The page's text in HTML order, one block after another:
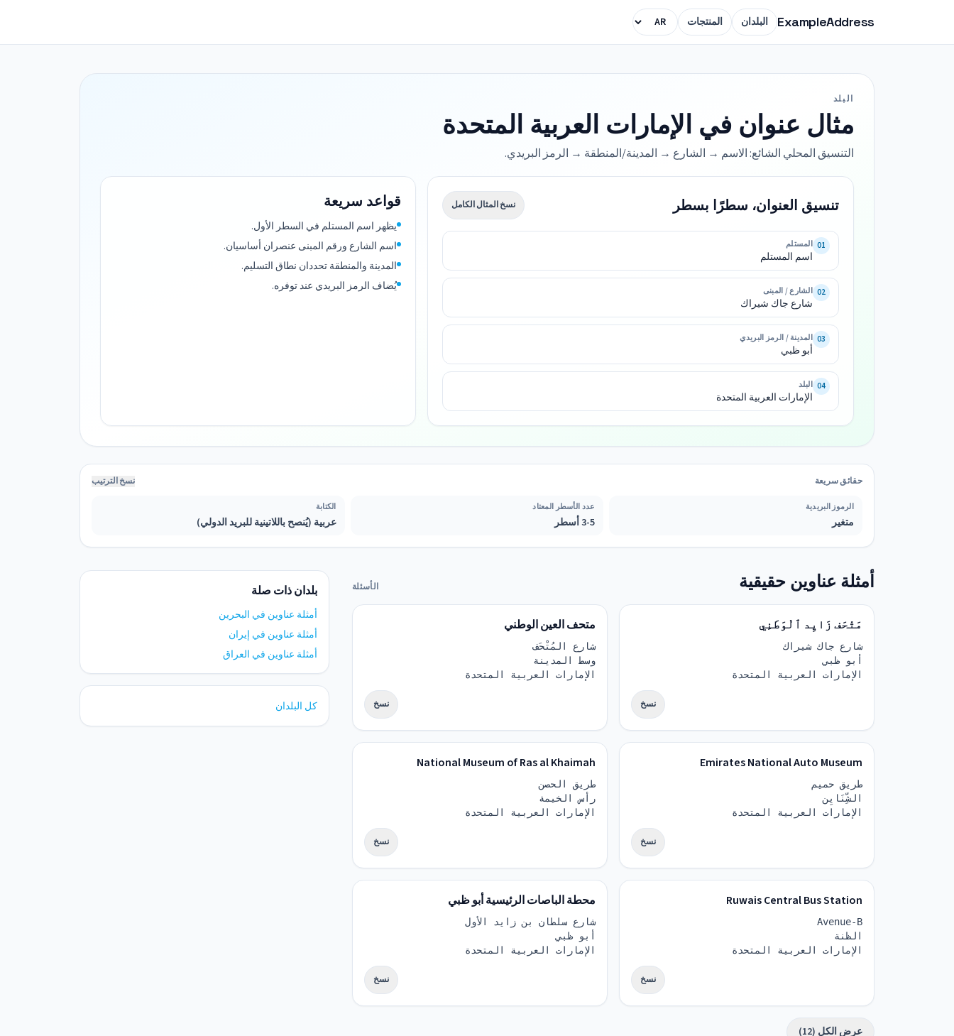
ExampleAddress البلدان المنتجات
البلد
مثال عنوان في الإمارات العربية المتحدة
التنسيق المحلي الشائع: الاسم → الشارع → المدينة/المنطقة → الرمز البريدي.
تنسيق العنوان، سطرًا بسطر نسخ المثال الكامل
شارع
جاك
الإمارات
العربية
المتحدة
01 المستلم
اسم المستلم
02 الشارع / المبنى
شارع جاك شيراك
03 المدينة / الرمز البريدي
أبو ظبي
04 البلد
الإمارات العربية المتحدة
قواعد سريعة
يظهر اسم المستلم في السطر الأول.
اسم الشارع ورقم المبنى عنصران أساسيان.
المدينة والمنطقة تحددان نطاق التسليم.
يُضاف الرمز البريدي عند توفره.
حقائق سريعة نسخ الترتيب
الرموز البريدية
متغير
عدد الأسطر المعتاد
3-5 أسطر
الكتابة
عربية (يُنصح باللاتينية للبريد الدولي)
أمثلة عناوين حقيقية الأسئلة
مَتْحَف زَايِد ٱلْوَطَنِي
شارع جاك شيراك
أبو ظبي
الإمارات العربية المتحدة
نسخ
متحف العين الوطني
شارع المُتْحَف
وسط المدينة
الإمارات العربية المتحدة
نسخ
Emirates National Auto Museum
طريق حميم
الشِّنَايِن
الإمارات العربية المتحدة
نسخ
National Museum of Ras al Khaimah
طريق الحصن
رأس الخيمة
الإمارات العربية المتحدة
نسخ
Ruwais Central Bus Station
Avenue-B
الظنة
الإمارات العربية المتحدة
نسخ
محطة الباصات الرئيسية أبو ظبي
شارع سلطان بن زايد الأول
أبو ظبي
الإمارات العربية المتحدة
نسخ
عرض الكل (12)
بلدان ذات صلة
أمثلة عناوين في البحرين
أمثلة عناوين في إيران
أمثلة عناوين في العراق
كل البلدان